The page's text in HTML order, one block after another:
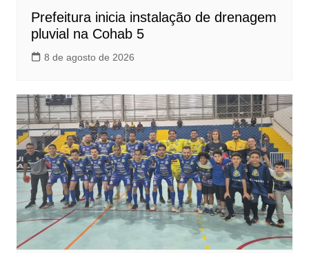
Prefeitura inicia instalação de drenagem
pluvial na Cohab 5
8 de agosto de 2026